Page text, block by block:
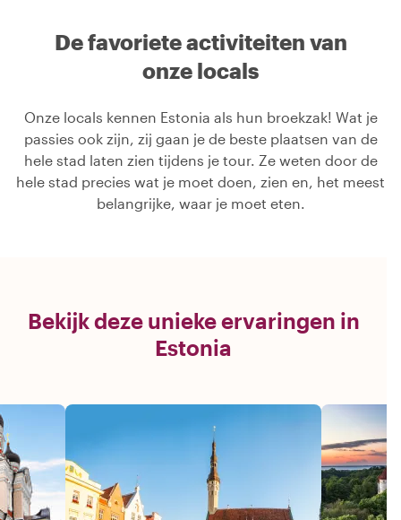
De favoriete activiteiten van
onze locals
Onze locals kennen Estonia als hun broekzak! Wat je
passies ook zijn, zij gaan je de beste plaatsen van de
hele stad laten zien tijdens je tour. Ze weten door de
hele stad precies wat je moet doen, zien en, het meest
belangrijke, waar je moet eten.
Bekijk deze unieke ervaringen in
Estonia